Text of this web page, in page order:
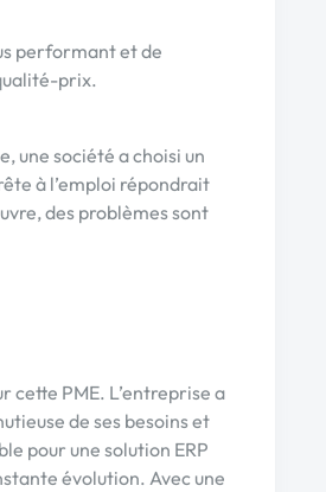
performant et de
prix.
une société a choisi un
à l’emploi répondrait
des problèmes sont
cette PME. L’entreprise a
de ses besoins et
pour une solution ERP
évolution. Avec une